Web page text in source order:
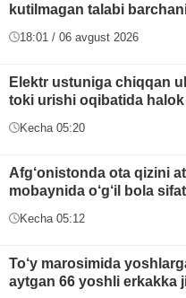
kutilmagan talabi
18:01 / 06 avgust 2026
Elektr ustuniga chiqqan
toki urishi oqibatida halok
Kecha 05:20
Afg‘onistonda ota qizini
mobaynida o‘g‘il bola
Kecha 05:12
To‘y marosimida
aytgan 66 yoshli erkakka